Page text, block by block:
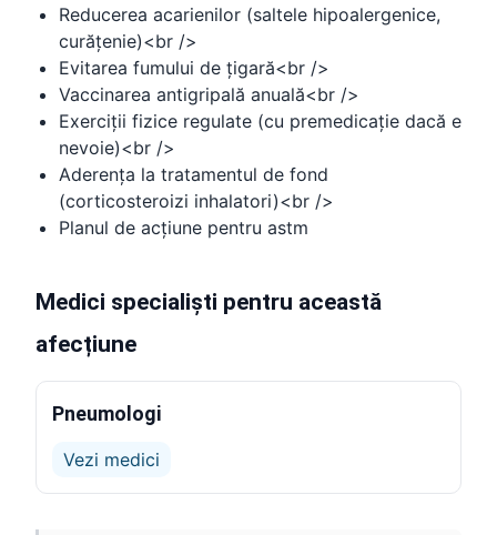
Reducerea acarienilor (saltele hipoalergenice,
curățenie)<br />
Evitarea fumului de țigară<br />
Vaccinarea antigripală anuală<br />
Exerciții fizice regulate (cu premedicație dacă e
nevoie)<br />
Aderența la tratamentul de fond
(corticosteroizi inhalatori)<br />
Planul de acțiune pentru astm
Medici specialiști pentru această
afecțiune
Pneumologi
Vezi medici